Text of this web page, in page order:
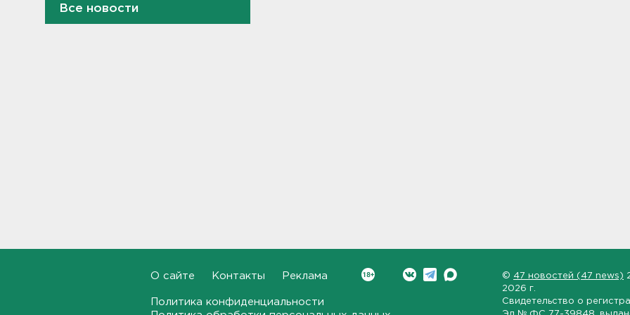
магазинах сократился
Все новости
О сайте Контакты Реклама
Политика конфиденциальности
© 47 новостей (47 news)
2026 г.
Свидетельство о